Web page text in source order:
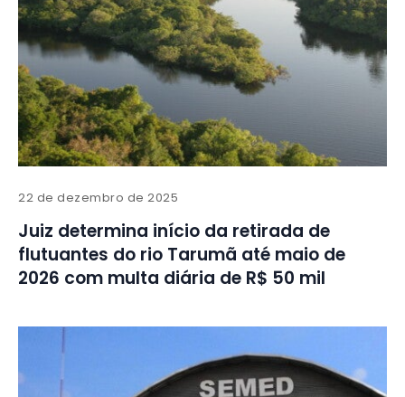
22 de dezembro de 2025
Juiz determina início da retirada de
flutuantes do rio Tarumã até maio de
2026 com multa diária de R$ 50 mil